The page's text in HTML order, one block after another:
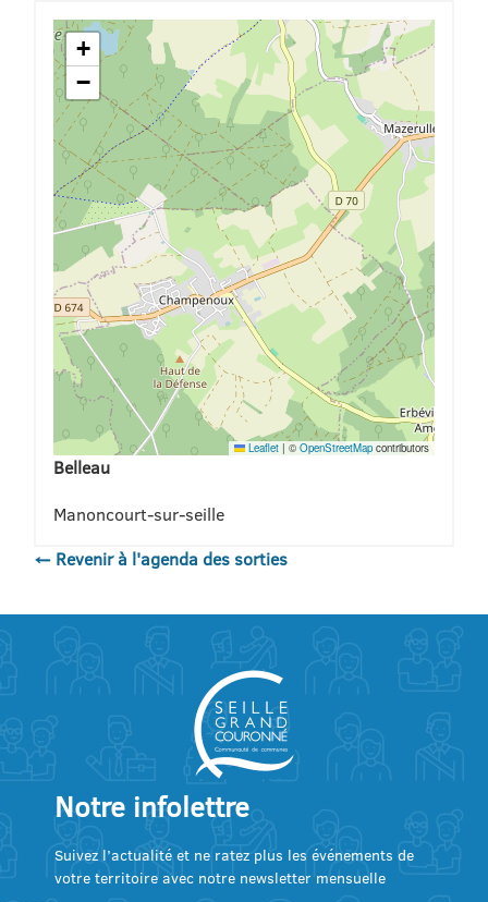
+
−
Leaflet | ©OpenStreetMap contributors
Belleau
Manoncourt-sur-seille
← Revenir à l'agenda des sorties
Notre infolettre
Suivez l’actualité et ne ratez plus les événements de
votre territoire avec notre newsletter mensuelle